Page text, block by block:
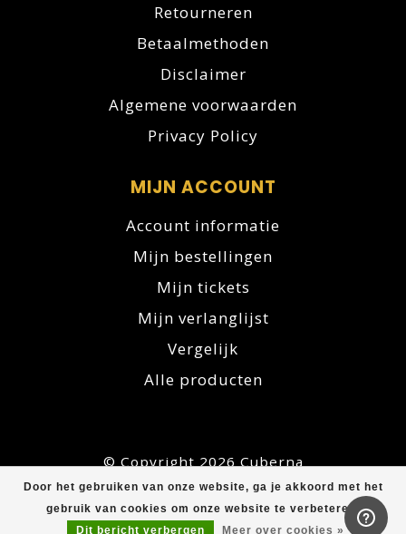
Door het gebruiken van onze website, ga je akkoord met het
gebruik van cookies om onze website te verbeteren.
Dit bericht verbergen
Meer over cookies »
Retourneren
Betaalmethoden
Disclaimer
Algemene voorwaarden
Privacy Policy
MIJN ACCOUNT
Account informatie
Mijn bestellingen
Mijn tickets
Mijn verlanglijst
Vergelijk
Alle producten
© Copyright 2026 Cuberna